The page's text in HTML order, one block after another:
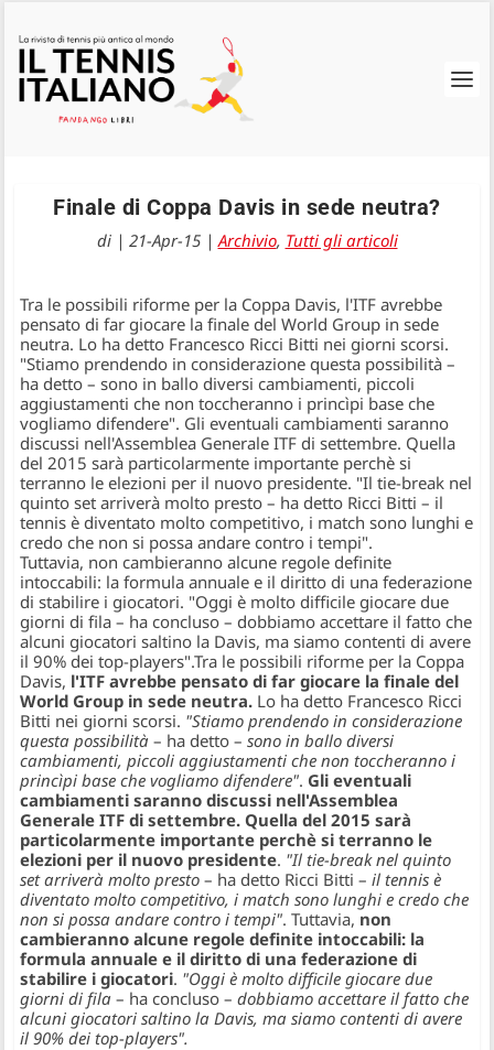
Finale di Coppa Davis in sede neutra?
di | 21-Apr-15|Archivio, Tutti gli articoli
Tra le possibili riforme per la Coppa Davis, l'ITF avrebbe
pensato di far giocare la finale del World Group in sede
neutra. Lo ha detto Francesco Ricci Bitti nei giorni scorsi.
"Stiamo prendendo in considerazione questa possibilità –
ha detto – sono in ballo diversi cambiamenti, piccoli
aggiustamenti che non toccheranno i princìpi base che
vogliamo difendere". Gli eventuali cambiamenti saranno
discussi nell'Assemblea Generale ITF di settembre. Quella
del 2015 sarà particolarmente importante perchè si
terranno le elezioni per il nuovo presidente. "Il tie-break nel
quinto set arriverà molto presto – ha detto Ricci Bitti – il
tennis è diventato molto competitivo, i match sono lunghi e
credo che non si possa andare contro i tempi".
Tuttavia, non cambieranno alcune regole definite
intoccabili: la formula annuale e il diritto di una federazione
di stabilire i giocatori. "Oggi è molto difficile giocare due
giorni di fila – ha concluso – dobbiamo accettare il fatto che
alcuni giocatori saltino la Davis, ma siamo contenti di avere
il 90% dei top-players".Tra le possibili riforme per la Coppa
Davis, l'ITF avrebbe pensato di far giocare la finale del
World Group in sede neutra. Lo ha detto Francesco Ricci
Bitti nei giorni scorsi. "Stiamo prendendo in considerazione
questa possibilità – ha detto –sono in ballo diversi
cambiamenti, piccoli aggiustamenti che non toccheranno i
princìpi base che vogliamo difendere". Gli eventuali
cambiamenti saranno discussi nell'Assemblea
Generale ITF di settembre. Quella del 2015 sarà
particolarmente importante perchè si terranno le
elezioni per il nuovo presidente. "Il tie-break nel quinto
set arriverà molto presto – ha detto Ricci Bitti – il tennis è
diventato molto competitivo, i match sono lunghi e credo che
non si possa andare contro i tempi". Tuttavia, non
cambieranno alcune regole definite intoccabili: la
formula annuale e il diritto di una federazione di
stabilire i giocatori. "Oggi è molto difficile giocare due
giorni di fila – ha concluso –dobbiamo accettare il fatto che
alcuni giocatori saltino la Davis, ma siamo contenti di avere
il 90% dei top-players".